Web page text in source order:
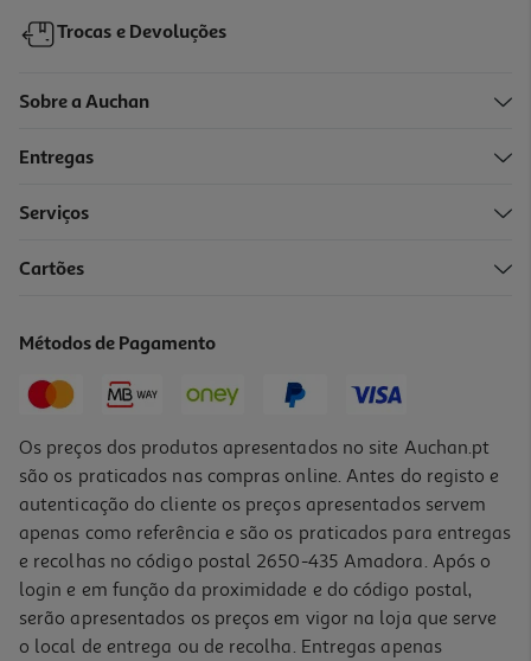
Trocas e Devoluções
Sobre a Auchan
Entregas
Serviços
Cartões
Métodos de Pagamento
Os preços dos produtos apresentados no site Auchan.pt
são os praticados nas compras online. Antes do registo e
autenticação do cliente os preços apresentados servem
apenas como referência e são os praticados para entregas
e recolhas no código postal 2650-435 Amadora. Após o
login e em função da proximidade e do código postal,
serão apresentados os preços em vigor na loja que serve
o local de entrega ou de recolha. Entregas apenas